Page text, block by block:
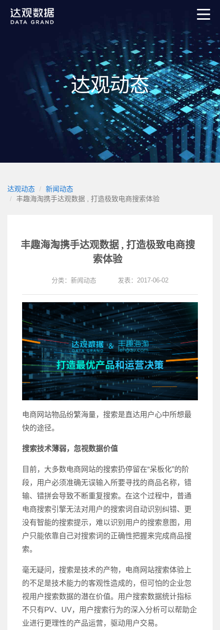
达观动态
达观动态
新闻动态
丰趣海淘携手达观数据 , 打造极致电商搜索体验
丰趣海淘携手达观数据 , 打造极致电商搜
索体验
分类： 新闻动态 发表：2017-06-02
电商网站物品纷繁海量，搜索是直达用户心中所想最
快的途径。
搜索技术薄弱，忽视数据价值
目前，大多数电商网站的搜索扔停留在“呆板化”的阶
段，用户必须准确无误输入所要寻找的商品名称，错
输、错拼会导致不断重复搜索。在这个过程中，普通
电商搜索引擎无法对用户的搜索词自动识别纠错、更
没有智能的搜索提示，难以识别用户的搜索意图，用
户只能依靠自己对搜索词的正确性把握来完成商品搜
索。
毫无疑问，搜索是技术的产物，电商网站搜索体验上
的不足是技术能力的客观性造成的，但可怕的企业忽
视用户搜索数据的潜在价值。用户搜索数据统计指标
不只有PV、UV，用户搜索行为的深入分析可以帮助企
业进行更理性的产品运营，驱动用户交易。